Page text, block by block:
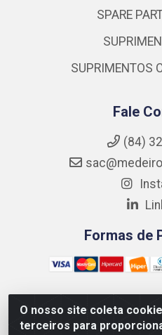
O nosso site coleta
terceiros para
SPARE
SUPRIMENTOS
Fale
(84)
Formas de
Medeiros Galvão Soluções